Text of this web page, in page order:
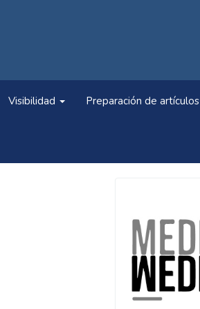
Visibilidad Preparación de artículos